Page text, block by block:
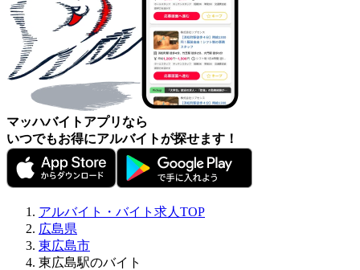
マッハバイトアプリなら
いつでもお得にアルバイトが探せます！
アルバイト・バイト求人TOP
広島県
東広島市
東広島駅のバイト